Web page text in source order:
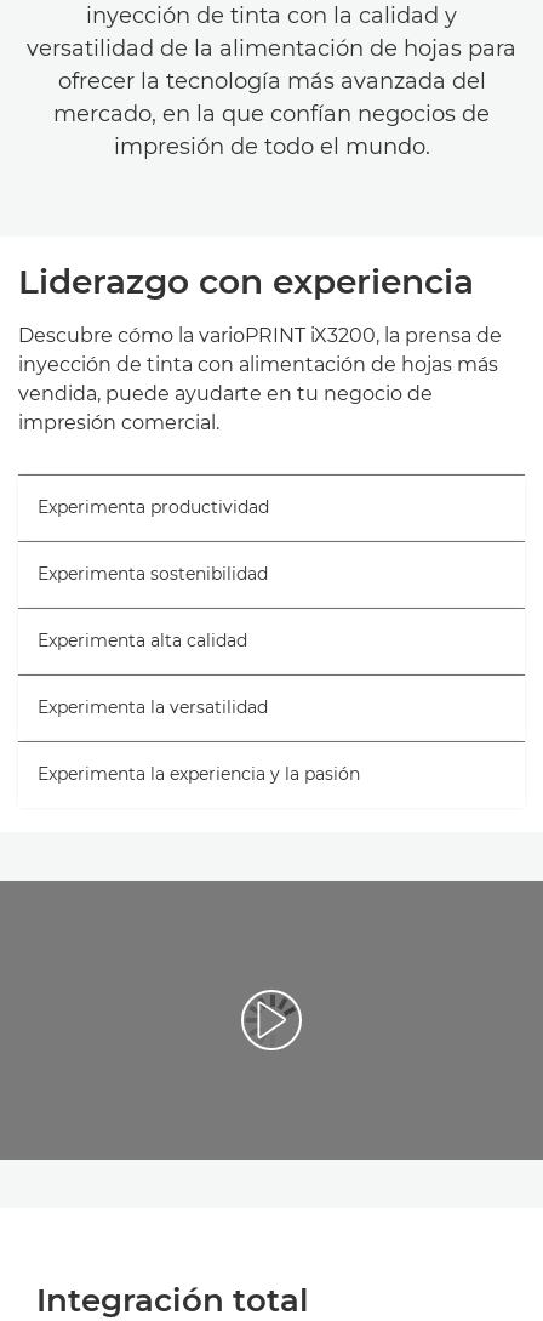
inyección de tinta con la calidad y
versatilidad de la alimentación de hojas para
ofrecer la tecnología más avanzada del
mercado, en la que confían negocios de
impresión de todo el mundo.
Liderazgo con experiencia
Descubre cómo la varioPRINT iX3200, la prensa de
inyección de tinta con alimentación de hojas más
vendida, puede ayudarte en tu negocio de
impresión comercial.
Experimenta productividad
Experimenta sostenibilidad
Experimenta alta calidad
Experimenta la versatilidad
Experimenta la experiencia y la pasión
Reproducir vídeo
Integración total